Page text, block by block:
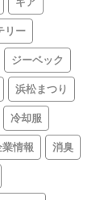
リー
ジーベック
浜松まつり
冷却服
情報 消臭